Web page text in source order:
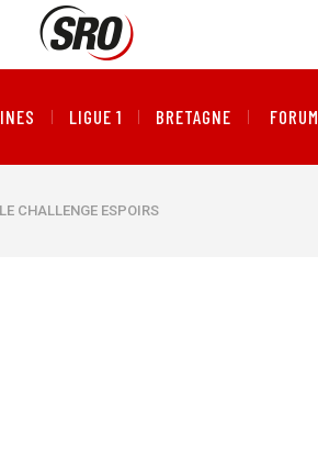
LIGUE 1 BRETAGNE FORUM
CHALLENGE ESPOIRS